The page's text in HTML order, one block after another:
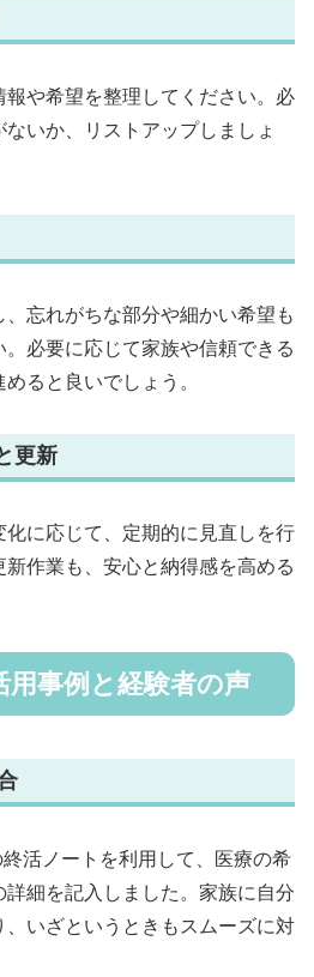
報や希望を整理してください。必
いか、リストアップしましょ
忘れがちな部分や細かい希望も
必要に応じて家族や信頼できる
ると良いでしょう。
更新
化に応じて、定期的に見直しを行
作業も、安心と納得感を高める
用事例と経験者の声
活ノートを利用して、医療の希
細を記入しました。家族に自分
いざというときもスムーズに対